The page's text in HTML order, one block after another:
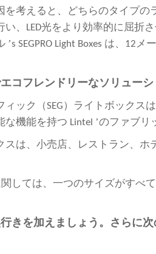
を考えると、どちらのタイプ
い、LED光をより効率的に屈折
’s SEGPRO Light Boxes は、
コフレンドリーなソリューシ
ィック（SEG）ライトボック
な機能を持つ Lintel ’のファブリ
スは、小売店、レストラン、ホ
関しては、一つのサイズがすべ
きを加えましょう。さらに